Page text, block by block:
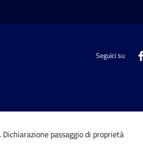
Seguici su
Dichiarazione passaggio di proprietà